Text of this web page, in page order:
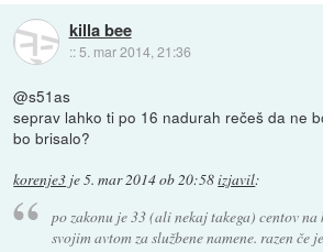
killa bee
:: 5. mar 2014, 21:36
@s51as
seprav lahko ti po 16 nadurah rečeš da ne
bo brisalo?
korenje3 je5. mar 2014 ob 20:58izjavil:
po zakonu je 33 (ali nekaj takega) centov na
svojim avtom za službene namene. razen če